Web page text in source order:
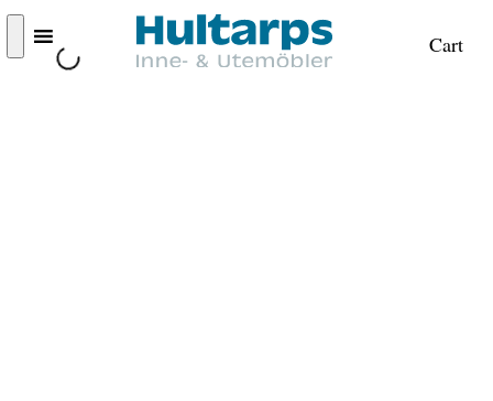
Cart